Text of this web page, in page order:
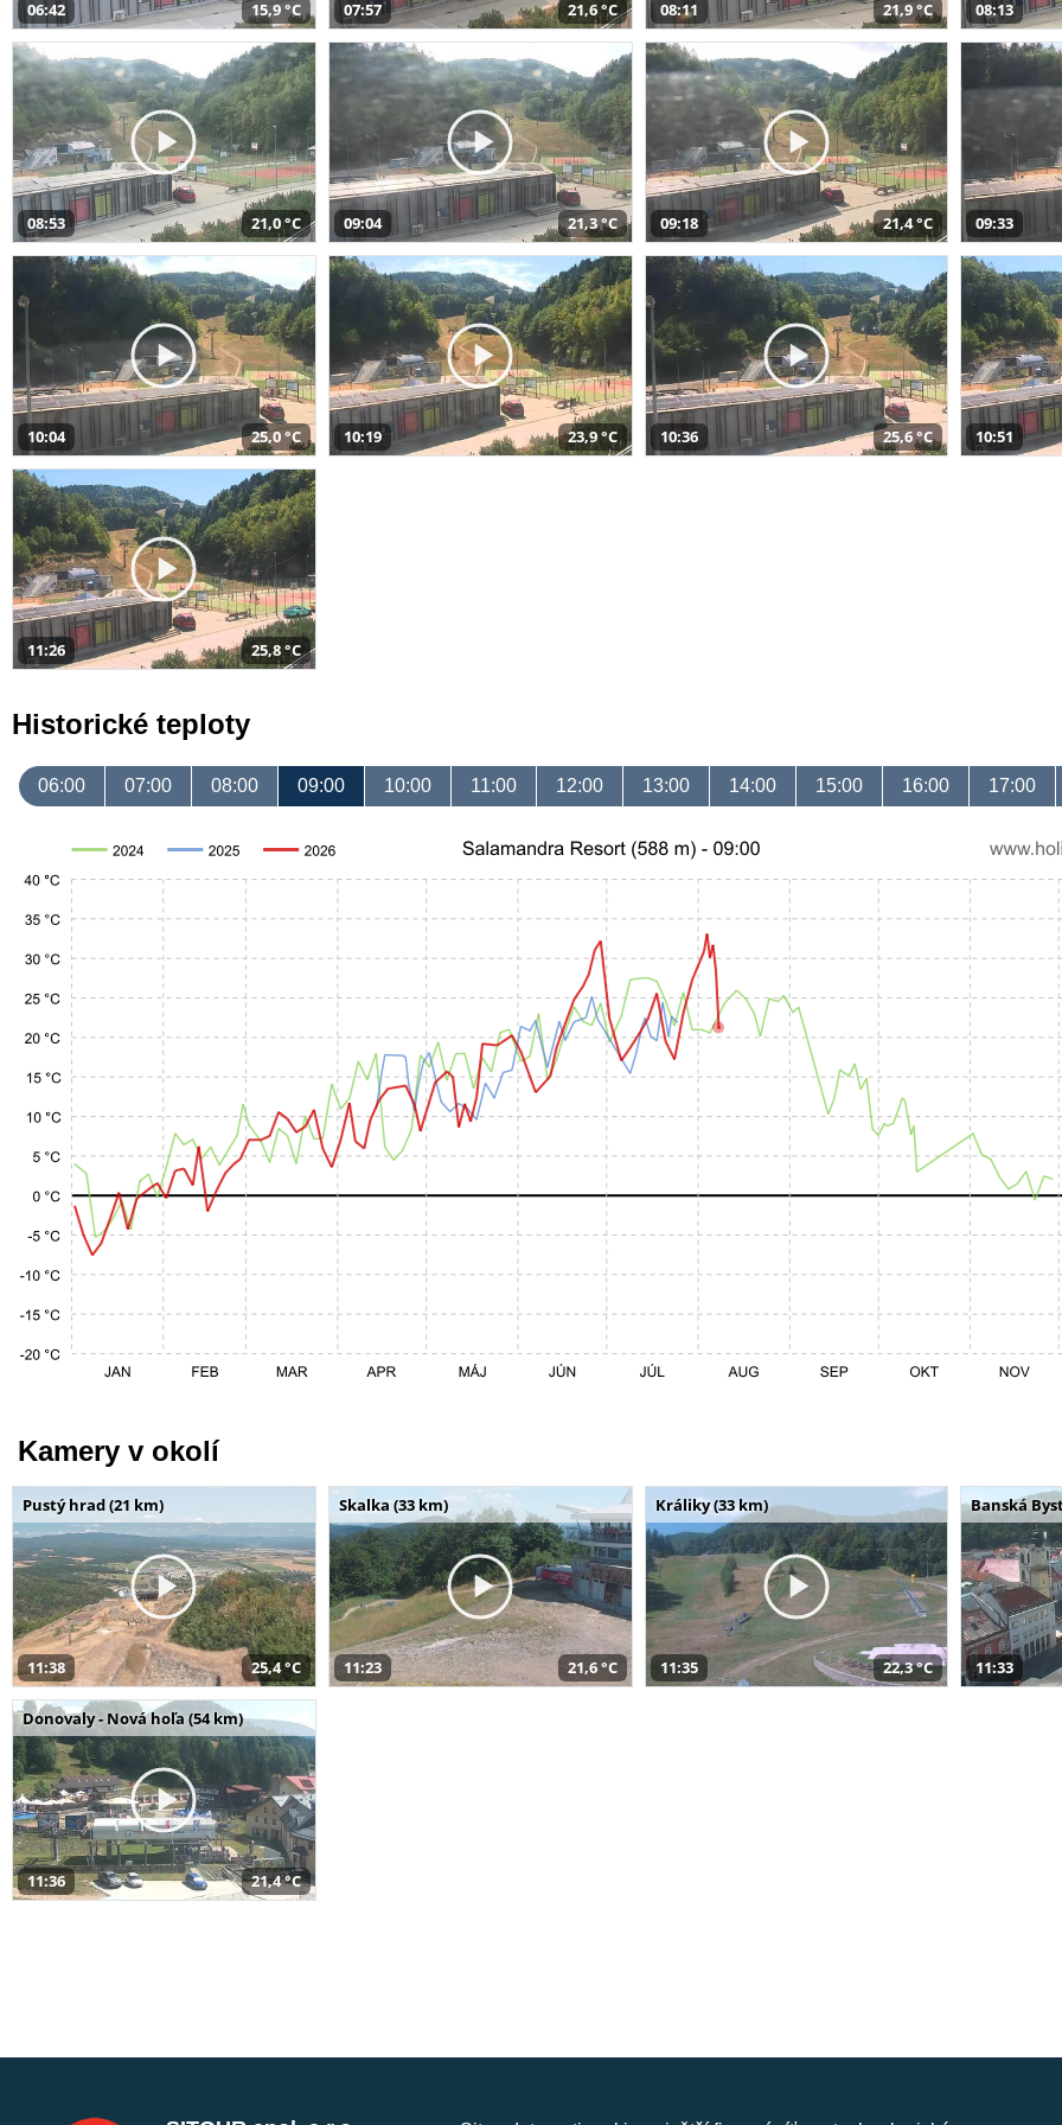
06:42 15,9 °C 07:57 21,6 °C 08:11 21,9 °C 08:13
08:53 21,0 °C 09:04 21,3 °C 09:18 21,4 °C 09:33
10:04 25,0 °C 10:19 23,9 °C 10:36 25,6 °C 10:51
11:26 25,8 °C
Historické teploty
06:00 07:00 08:00 09:00 10:00 11:00 12:00 13:00 14:00 15:00 16:00 17:00
Kamery v okolí
Pustý hrad (21 km)
11:38 25,4 °C
Skalka (33 km)
11:23 21,6 °C
Králiky (33 km)
11:35 22,3 °C
Banská
11:33
Donovaly - Nová hoľa (54 km)
11:36 21,4 °C